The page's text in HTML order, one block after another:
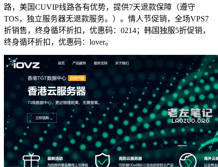
路，美国CUVIP线路各有优势，提供7天退款保障（遵守
TOS，独立服务器无退款服务。）。情人节促销，全场VPS7
折销售，终身循环折扣，优惠码： 0214；韩国独服5折促销，
终身循环折扣，优惠码： lover。